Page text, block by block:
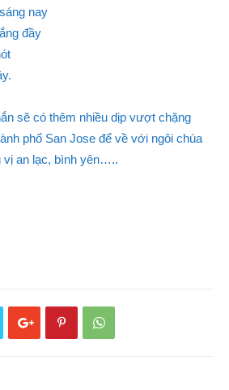
nay
đầy
sẽ có thêm nhiều dịp vượt chặng
phố San Jose để về với ngôi chùa
vị an lạc, bình yên…..